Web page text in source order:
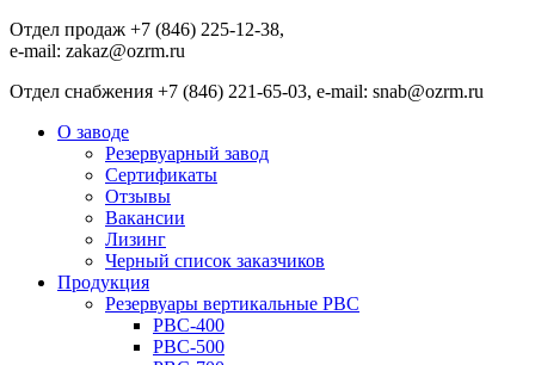
Отдел продаж +7 (846) 225-12-38,
e-mail: zakaz@ozrm.ru
Отдел снабжения +7 (846) 221-65-03, e-mail: snab@ozrm.ru
О заводе
Резервуарный завод
Сертификаты
Отзывы
Вакансии
Лизинг
Черный список заказчиков
Продукция
Резервуары вертикальные РВС
РВС-400
РВС-500